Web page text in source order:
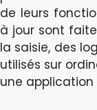
de leurs
à jour sont
la saisie, des
utilisés sur
une application